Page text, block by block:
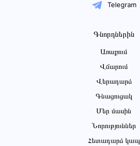
Telegram
Գնորդներին
Առաքում
Վճարում
Վերադարձ
Գնացուցակ
Մեր մասին
Նորություններ
Հետադարձ կապ